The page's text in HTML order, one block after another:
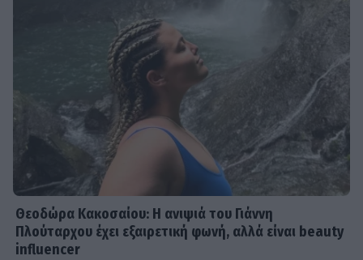
Θεοδώρα Κακοσαίου: Η ανιψιά του Γιάννη
Πλούταρχου έχει εξαιρετική φωνή, αλλά είναι beauty
influencer